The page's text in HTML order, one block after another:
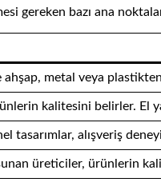
gereken bazı ana
ahşap, metal veya
kalitesini belirler. El
tasarımlar, alışveriş
üreticiler, ürünlerin